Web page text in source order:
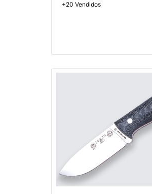
+20 Vendidos